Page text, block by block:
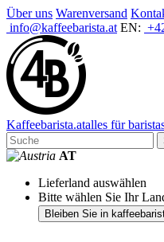
Über uns Warenversand
info@kaffeebarista.at EN:
Kaffeebarista.atalles für
AT
Lieferland auswählen
Bitte wählen Sie Ihr
Bleiben Sie in